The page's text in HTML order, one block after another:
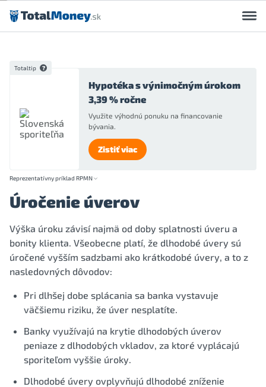
Preskočiť na obsah
Totaltip
Hypotéka s výnimočným úrokom
3,39 % ročne
Využite výhodnú ponuku na financovanie
bývania.
Zistiť viac
Reprezentatívny príklad RPMN
Úročenie úverov
Výška úroku závisí najmä od doby splatnosti úveru a
bonity klienta. Všeobecne platí, že dlhodobé úvery sú
úročené vyšším sadzbami ako krátkodobé úvery, a to z
nasledovných dôvodov:
Pri dlhšej dobe splácania sa banka vystavuje
väčšiemu riziku, že úver nesplatíte.
Banky využívajú na krytie dlhodobých úverov
peniaze z dlhodobých vkladov, za ktoré vyplácajú
sporiteľom vyššie úroky.
Dlhodobé úvery ovplyvňujú dlhodobé zníženie